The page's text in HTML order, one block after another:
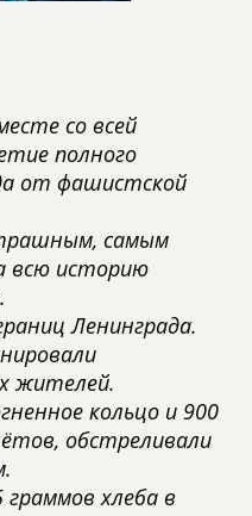
со всей
полного
от фашистской
самым
всю историю
Ленинграда.
жителей.
кольцо и 900
обстреливали
граммов хлеба в